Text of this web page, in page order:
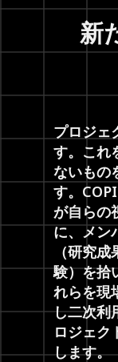
新
プロジェ
す。これ
ないもの
す。
が自らの
に、メン
（研究
験）を拾
れらを現
し二次利
ロジェク
します。